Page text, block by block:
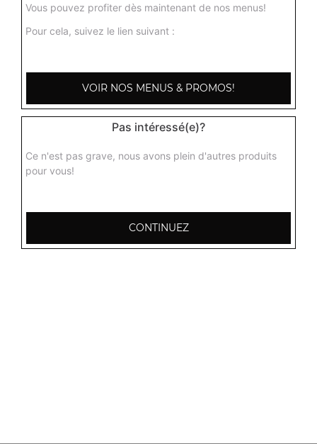
Vous pouvez profiter dès maintenant de nos menus!
Pour cela, suivez le lien suivant :
VOIR NOS MENUS & PROMOS!
Pas intéressé(e)?
Ce n'est pas grave, nous avons plein d'autres produits
pour vous!
CONTINUEZ